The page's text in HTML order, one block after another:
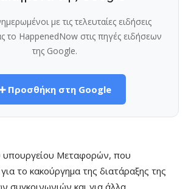
με τις τελευταίες ειδήσεις
το HappenedNow στις πηγές ειδήσεων
της Google.
Προσθήκη στη Google
υπουργείου Μεταφορών, που
το κακούργημα της διατάραξης της
συγκοινωνιών και για άλλα